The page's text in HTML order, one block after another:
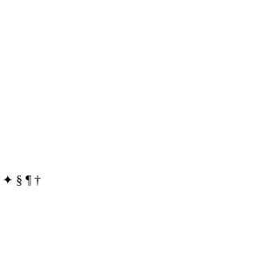
✦ § ¶ †